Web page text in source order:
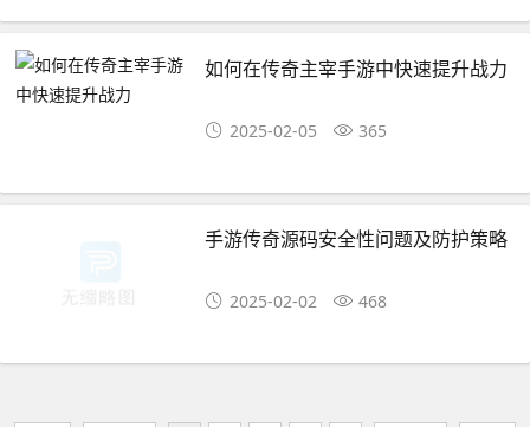
如何在传奇主宰手游中快速提升战力
2025-02-05 365
手游传奇源码安全性问题及防护策略
2025-02-02 468